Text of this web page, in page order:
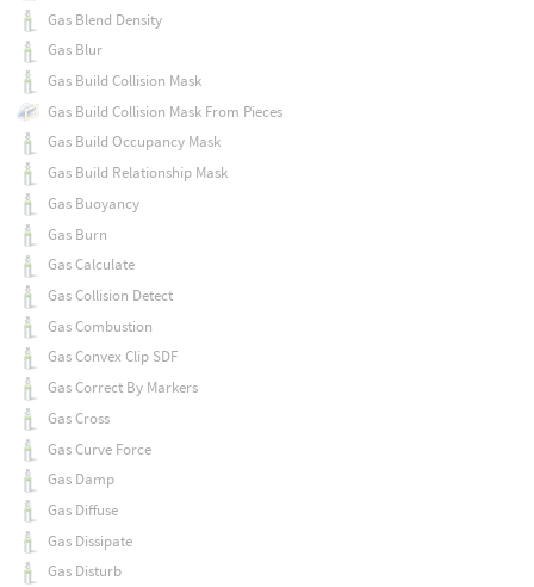
Gas Blend Density
Gas Blur
Gas Build Collision Mask
Gas Build Collision Mask From Pieces
Gas Build Occupancy Mask
Gas Build Relationship Mask
Gas Buoyancy
Gas Burn
Gas Calculate
Gas Collision Detect
Gas Combustion
Gas Convex Clip SDF
Gas Correct By Markers
Gas Cross
Gas Curve Force
Gas Damp
Gas Diffuse
Gas Dissipate
Gas Disturb